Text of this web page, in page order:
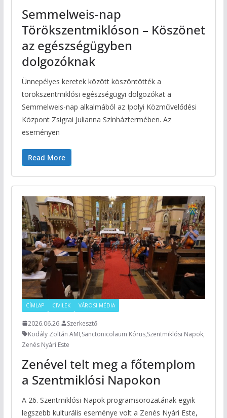
Semmelweis-nap
Törökszentmiklóson – Köszönet
az egészségügyben
dolgozóknak
Ünnepélyes keretek között köszöntötték a
törökszentmiklósi egészségügyi dolgozókat a
Semmelweis-nap alkalmából az Ipolyi Közművelődési
Központ Zsigrai Julianna Színháztermében. Az
eseményen
Read More
CÍMLAP CIVILEK VÁROSI MÉDIA
2026.06.26.
Szerkesztő
Kodály Zoltán AMI,Sanctonicolaum Kórus,Szentmiklósi Napok,
Zenés Nyári Este
Zenével telt meg a főtemplom
a Szentmiklósi Napokon
A 26. Szentmiklósi Napok programsorozatának egyik
legszebb kulturális eseménye volt a Zenés Nyári Este,